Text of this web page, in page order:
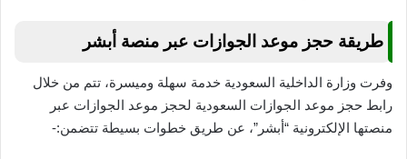
طريقة حجز موعد الجوازات عبر منصة أبشر
وفرت وزارة الداخلية السعودية خدمة سهلة وميسرة، تتم من خلال
رابط حجز موعد الجوازات السعودية لحجز موعد الجوازات عبر
منصتها الإلكترونية “أبشر”، عن طريق خطوات بسيطة تتضمن:-